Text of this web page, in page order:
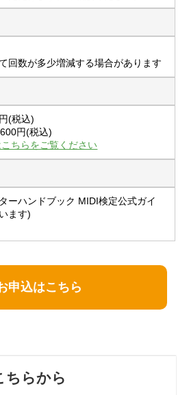
回数が多少増減する場合があります
(税込)
円(税込)
ちらをご覧ください
ーハンドブック MIDI検定公式ガイ
ます)
申込はこちら
ちらから